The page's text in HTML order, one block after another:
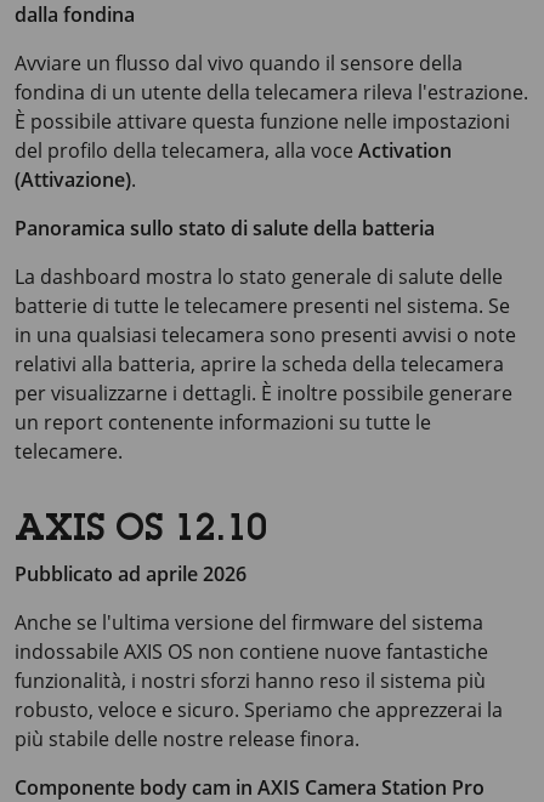
dalla fondina
Avviare un flusso dal vivo quando il sensore della
fondina di un utente della telecamera rileva l'estrazione.
È possibile attivare questa funzione nelle impostazioni
del profilo della telecamera, alla voce Activation
(Attivazione).
Panoramica sullo stato di salute della batteria
La dashboard mostra lo stato generale di salute delle
batterie di tutte le telecamere presenti nel sistema. Se
in una qualsiasi telecamera sono presenti avvisi o note
relativi alla batteria, aprire la scheda della telecamera
per visualizzarne i dettagli. È inoltre possibile generare
un report contenente informazioni su tutte le
telecamere.
AXIS OS 12.10
Pubblicato ad aprile 2026
Anche se l'ultima versione del firmware del sistema
indossabile AXIS OS non contiene nuove fantastiche
funzionalità, i nostri sforzi hanno reso il sistema più
robusto, veloce e sicuro. Speriamo che apprezzerai la
più stabile delle nostre release finora.
Componente body cam in AXIS Camera Station Pro